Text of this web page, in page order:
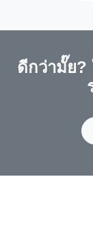
ดีกว่ามั๊ย?